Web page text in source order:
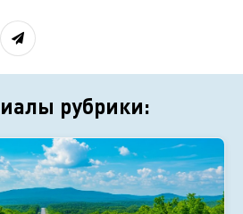
рубрики: